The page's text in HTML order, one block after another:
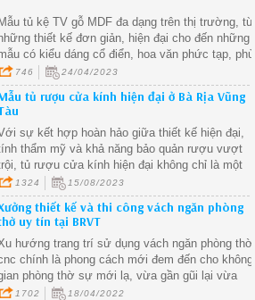
Mẫu tủ kệ TV gỗ MDF đa dạng trên thị trường, từ
thiết kế đơn giản, hiện đại cho đến những
có kiểu dáng cổ điển, hoa văn phức tạp, phù
hợp với mọi phong cách nội thất.
746 24/04/2023
tủ rượu cửa kính hiện đại ở Bà Rịa Vũng
sự kết hợp hoàn hảo giữa thiết kế hiện đại,
thẩm mỹ và khả năng bảo quản rượu vượt
tủ rượu cửa kính hiện đại không chỉ là một
phần không thể thiếu trong không gian sống mà
là biểu tượng của sự lịch lãm và đẳng cấp.
1324 15/08/2023
thiết kế và thi công vách ngăn phòng
uy tín tại BRVT
hướng trang trí sử dụng vách ngăn phòng thờ
chính là phong cách mới đem đến cho không
phòng thờ sự mới lạ, vừa gần gũi lại vừa
ngăn cách được với những không gian khác.
1702 18/04/2022